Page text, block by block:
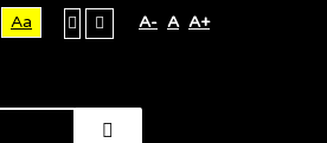
Aa A- A A+